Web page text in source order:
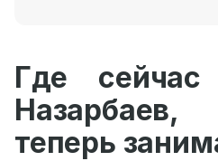
Где сейчас
теперь